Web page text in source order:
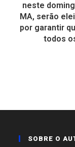
neste
MA, serão
por garantir
todos
SOBRE O